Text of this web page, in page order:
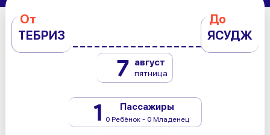
От
ТЕБРИЗ
До
ЯСУДЖ
7 август
пятница
1 Пассажиры
0 Ребёнок - 0 Младенец